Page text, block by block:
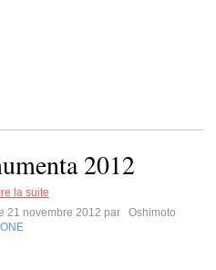
2012
la suite
21 novembre 2012 par
Oshimoto